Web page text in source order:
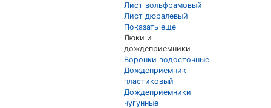
Лист вольфрамовый
Лист дюралевый
Показать еще
Люки и
дождеприемники
Воронки водосточные
Дождеприемник
пластиковый
Дождеприемники
чугунные